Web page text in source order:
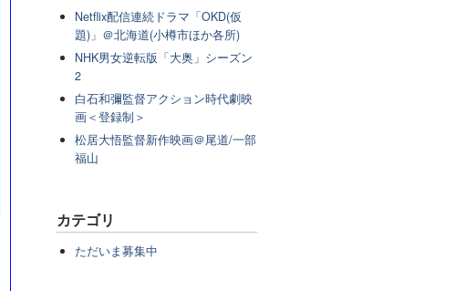
Netflix配信連続ドラマ「OKD(仮
題)」＠北海道(小樽市ほか各所)
NHK男女逆転版「大奥」シーズン
2
白石和彌監督アクション時代劇映
画＜登録制＞
松居大悟監督新作映画＠尾道/一部
福山
カテゴリ
ただいま募集中